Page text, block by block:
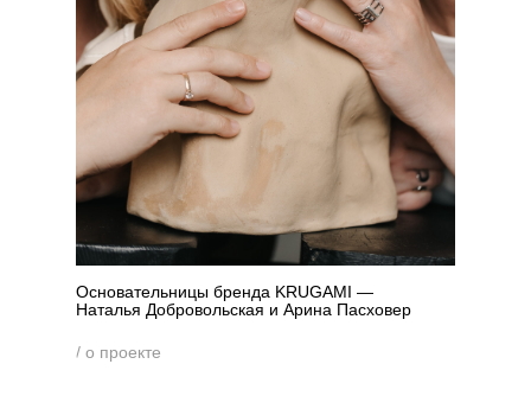
Основательницы бренда KRUGAMI —
Наталья Добровольская и Арина Пасховер
/ о проекте